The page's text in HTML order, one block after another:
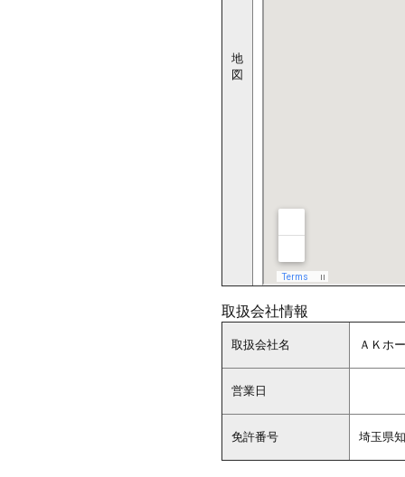
地
図
取扱会社情報
取扱会社名 ＡＫホ
営業日
免許番号 埼玉県